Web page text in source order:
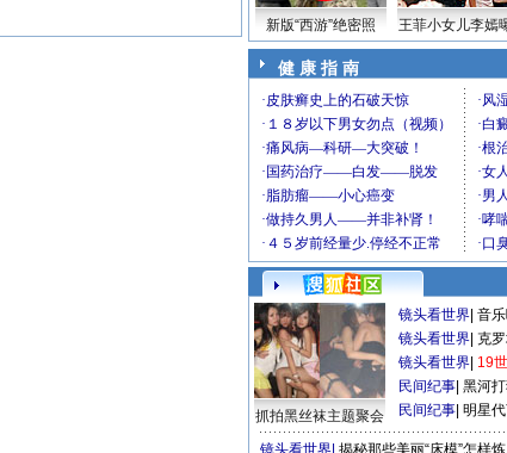
新版“西游”绝密照 王菲小女儿李嫣
健 康 指 南
抓拍黑丝袜主题聚会
镜头看世界 音
镜头看世界 克
镜头看世界 19
民间纪事 黑河
民间纪事 明星
镜头看世界 揭秘那些美丽“床模”怎样